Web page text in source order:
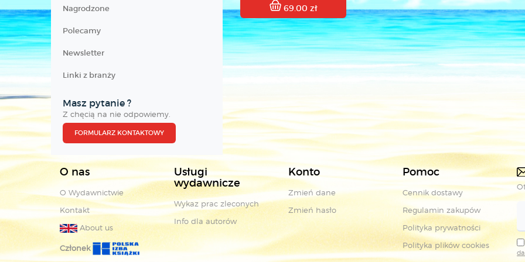
Nagrodzone
Polecamy
Newsletter
Linki z branży
Masz pytanie ?
Z chęcią na nie odpowiemy.
FORMULARZ KONTAKTOWY
69.00 zł
O nas
O Wydawnictwie
Kontakt
About us
Członek
Usługi
wydawnicze
Wykaz prac zleconych
Info dla autorów
Konto
Zmień dane
Zmień hasło
Pomoc
Cennik dostawy
Regulamin zakupów
Polityka prywatności
Polityka plików cookies